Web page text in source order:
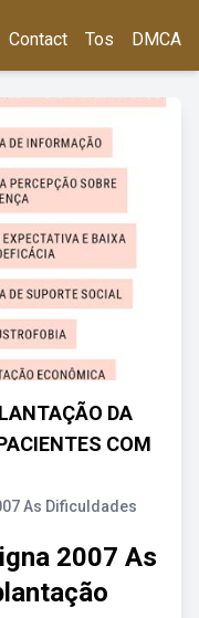
Contact Tos DMCA
DA
COM
As Dificuldades
2007 As